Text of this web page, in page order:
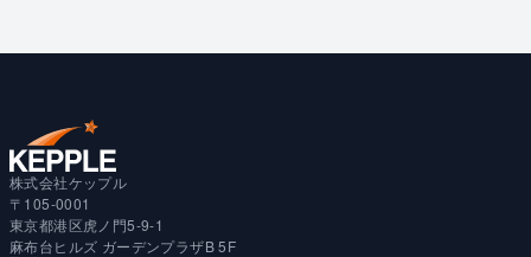
株式会社ケップル
〒105-0001
東京都港区虎ノ門5-9-1
麻布台ヒルズ ガーデンプラザB 5F